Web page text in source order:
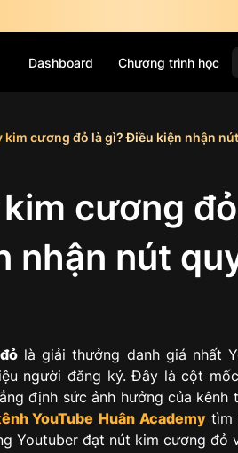
Dashboard Chương trình học
kim cương đỏ là gì? Điều kiện nhận
cương
nhận nút
là giải thưởng danh giá nhất
người đăng ký. Đây là cột
định sức ảnh hưởng của kênh
YouTube Huân Academytìm
Youtuber đạt nút kim cương đỏ